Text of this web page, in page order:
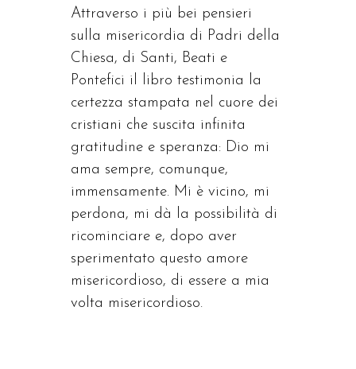
Attraverso i più bei pensieri
sulla misericordia di Padri della
Chiesa, di Santi, Beati e
Pontefici il libro testimonia la
certezza stampata nel cuore dei
cristiani che suscita infinita
gratitudine e speranza: Dio mi
ama sempre, comunque,
immensamente. Mi è vicino, mi
perdona, mi dà la possibilità di
ricominciare e, dopo aver
sperimentato questo amore
misericordioso, di essere a mia
volta misericordioso.